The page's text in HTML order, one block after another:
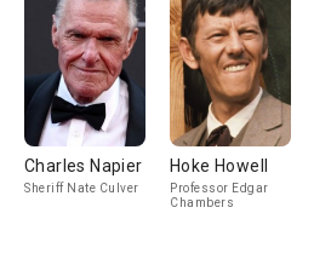
Charles Napier
Sheriff Nate Culver
Hoke Howell
Professor Edgar
Chambers